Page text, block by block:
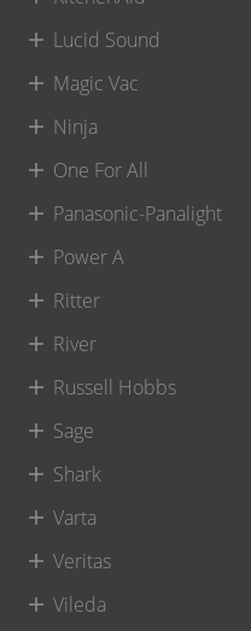
Lucid Sound
Magic Vac
Ninja
One For All
Panasonic-Panalight
Power A
Ritter
River
Russell Hobbs
Sage
Shark
Varta
Veritas
Vileda